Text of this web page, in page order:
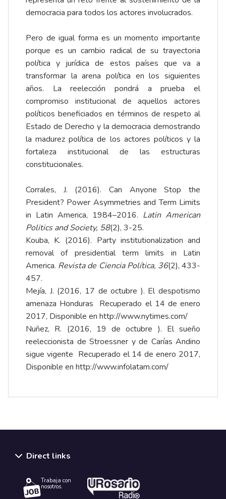
democracia para todos los actores involucrados.
Pero de igual forma es un momento importante
porque es un cambio radical de su trayectoria
política y jurídica de estos países que va a
transformar la arena política en los siguientes
años. La reelección pondrá a prueba el
compromiso institucional de aquellos actores
políticos beneficiados en términos de respeto al
Estado de Derecho y la democracia demostrando
la madurez política de los actores políticos y la
fortaleza institucional de las estructuras
constitucionales.
Corrales, J. (2016). Can Anyone Stop the
President? Power Asymmetries and Term Limits
in Latin America, 1984–2016. Latin American
Politics and Society, 58(2), 3-25.
Kouba, K. (2016). Party institutionalization and
removal of presidential term limits in Latin
America. Revista de Ciencia Política, 36(2), 433-
457.
Mejía, J. (2016, 17 de octubre ). El despotismo
amenaza Honduras Recuperado el 14 de enero
2017, Disponible en http://www.nytimes.com/
Nuñez, R. (2016, 19 de octubre ). El sueño
reeleccionista de Stroessner y de Carías Andino
sigue vigente Recuperado el 14 de enero 2017,
Disponible en http://www.infolatam.com/
Direct links
Trabaja con
nosotros.